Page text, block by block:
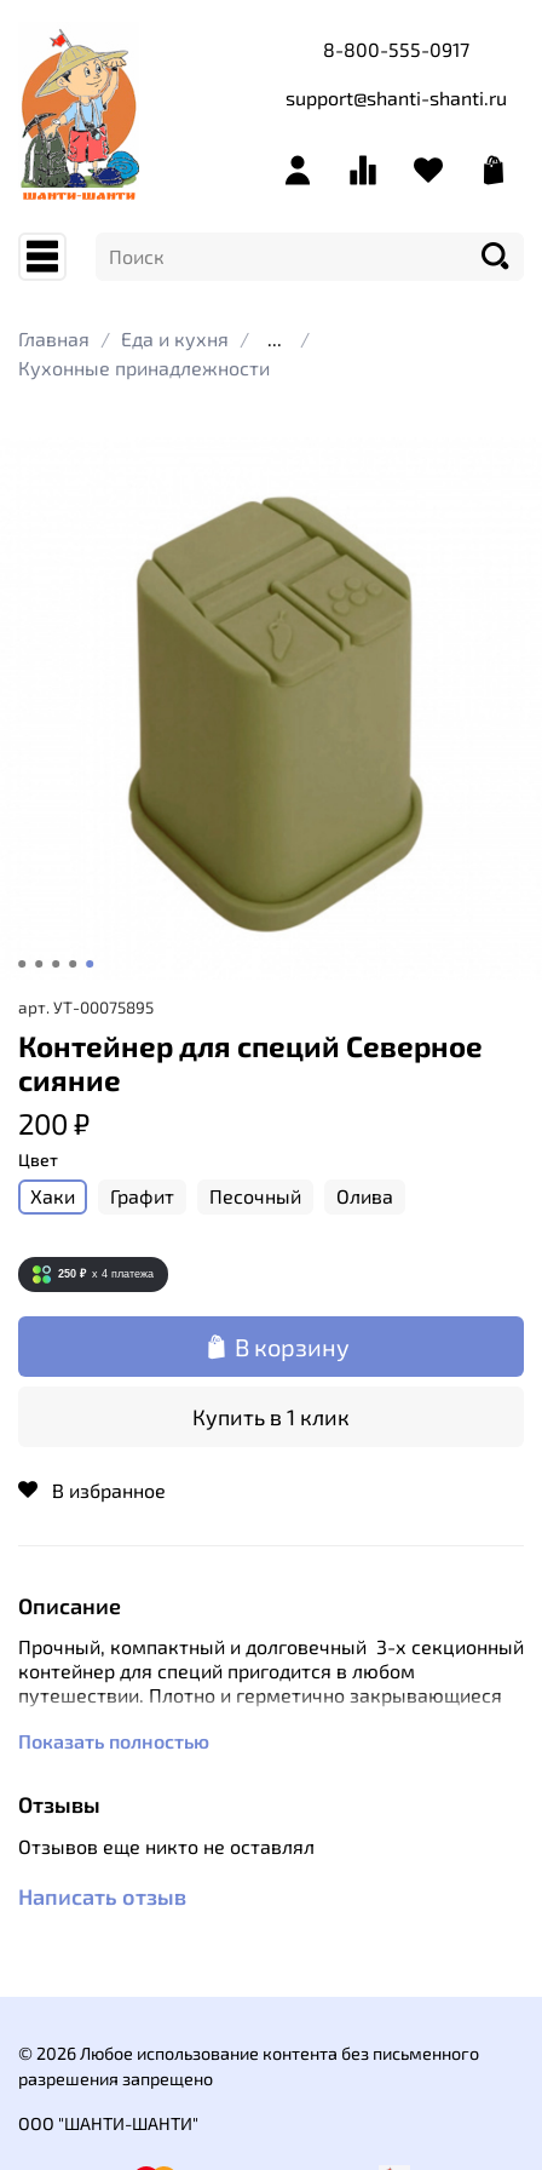
8-800-555-0917
support@shanti-shanti.ru
Главная Еда и кухня
Кухонные принадлежности
арт. УТ-00075895
Контейнер для специй Северное
сияние
200 ₽
Цвет
Хаки Графит Песочный Олива
250 ₽ x 4 платежа
В корзину
Купить в 1 клик
В избранное
Описание
Прочный, компактный и долговечный 3-х секционный
контейнер для специй пригодится в любом
путешествии. Плотно и герметично закрывающиеся
контейнера, а специям просыпаться в рюкзаке.
здоровья человека.
Особенности:
Высококачественный пластик
Страна производства: КИТАЙ
Характеристики:
Материал: пищевой пластик
Показать полностью
Отзывы
Отзывов еще никто не оставлял
Написать отзыв
© 2026 Любое использование контента без письменного
разрешения запрещено
ООО "ШАНТИ-ШАНТИ"